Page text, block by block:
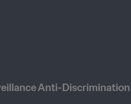
Anti-Discrimination